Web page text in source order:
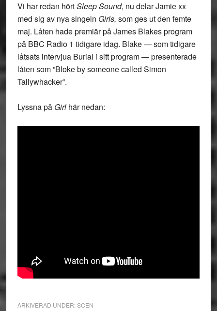
Vi har redan hörtSleep Sound, nu delar Jamie xx
med sig av nya singeln Girls, som ges ut den femte
maj. Låten hade premiär på James Blakes program
på BBC Radio 1 tidigare idag. Blake — som tidigare
låtsats intervjua Burial i sitt program — presenterade
låten som ”Bloke by someone called Simon
Tallywhacker”.
Lyssna på Girlhär nedan:
ARKIVERAD UNDER:SCEN